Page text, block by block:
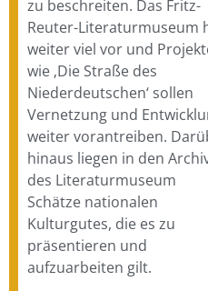
zu beschreiten. Das Fritz-
Reuter-Literaturmuseum
weiter viel vor und
wie ‚Die Straße des
Niederdeutschen‘ sollen
Vernetzung und
weiter vorantreiben.
hinaus liegen in den
des Literaturmuseum
Schätze nationalen
Kulturgutes, die es zu
präsentieren und
aufzuarbeiten gilt.